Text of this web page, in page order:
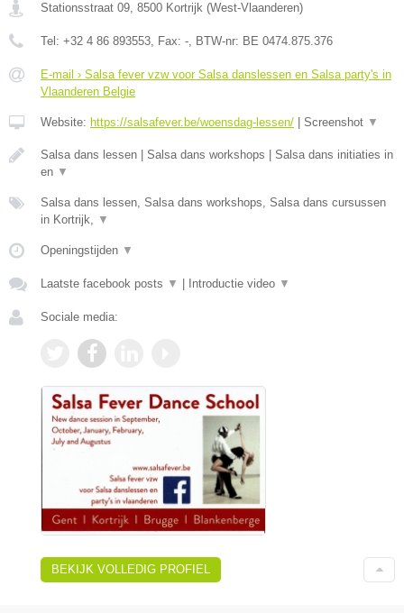
Stationsstraat 09, 8500 Kortrijk (West-Vlaanderen)
Tel: +32 4 86 893553, Fax: -, BTW-nr: BE 0474.875.376
E-mail › Salsa fever vzw voor Salsa danslessen en Salsa party's in
Vlaanderen Belgie
Website: https://salsafever.be/woensdag-lessen/ Screenshot ▼
Salsa dans lessen | Salsa dans workshops | Salsa dans initiaties in
en ▼
Salsa dans lessen, Salsa dans workshops, Salsa dans cursussen
in Kortrijk, ▼
Openingstijden ▼
Laatste facebook posts ▼ Introductie video ▼
Sociale media:
BEKIJK VOLLEDIG PROFIEL